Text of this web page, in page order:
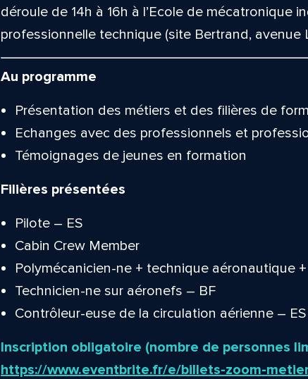
déroule de 14h à 16h à l’Ecole de mécatronique
professionnelle technique (site Bertrand, avenue
Au programme
Présentation des métiers et des filières de
Echanges avec des professionnels et
Témoignages de jeunes en formation
Filières présentées
Pilote – ES
Cabin Crew Member
Polymécanicien-ne + technique aéronautique
Technicien-ne sur aéronefs – BF
Contrôleur-euse de la circulation aérienne – ES
Inscription obligatoire (nombre de personnes
https://www.eventbrite.fr/e/billets-zoom-